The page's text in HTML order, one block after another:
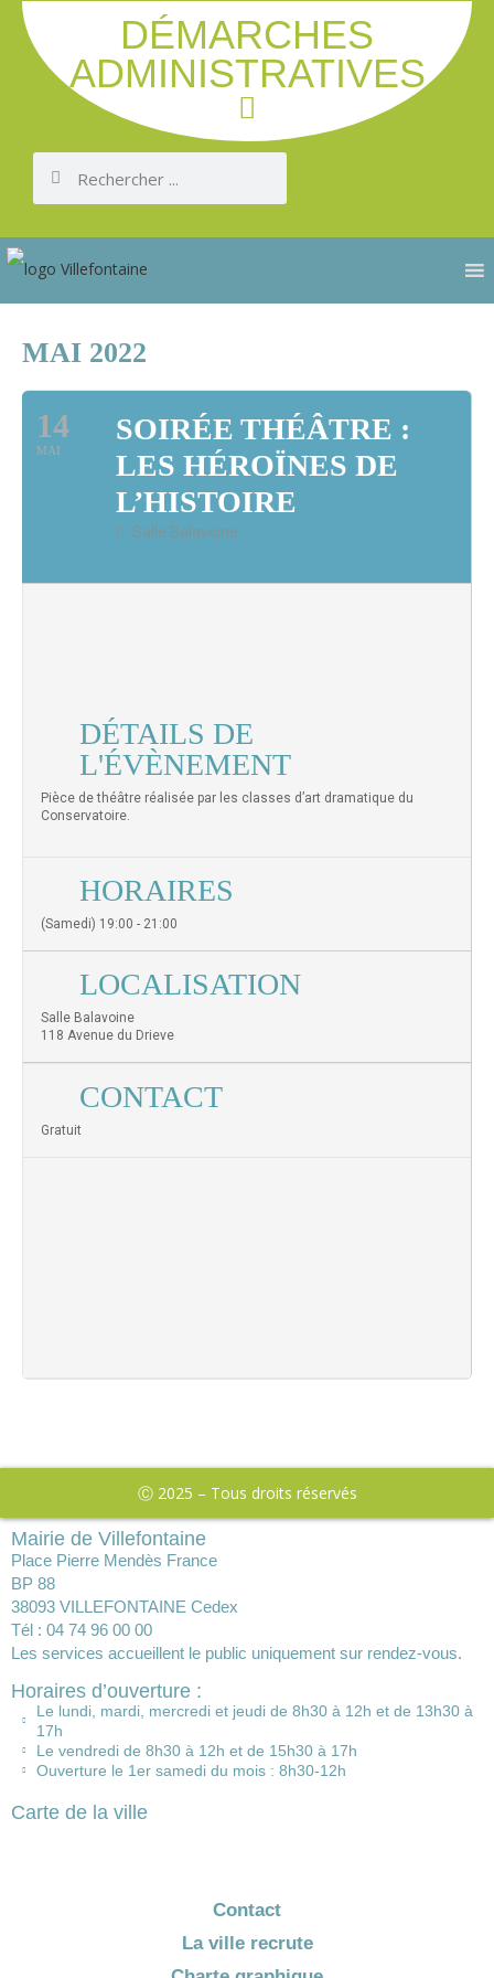
DÉMARCHES
ADMINISTRATIVES
MAI 2022
14
MAI
SOIRÉE THÉÂTRE :
LES HÉROÏNES DE
L’HISTOIRE
Salle Balavoine
DÉTAILS DE
L'ÉVÈNEMENT
Pièce de théâtre réalisée par les classes d’art dramatique du
Conservatoire.
HORAIRES
(Samedi) 19:00 - 21:00
LOCALISATION
Salle Balavoine
118 Avenue du Drieve
CONTACT
Gratuit
Ⓒ 2025 – Tous droits réservés
Mairie de Villefontaine
Place Pierre Mendès France
BP 88
38093 VILLEFONTAINE Cedex
Tél : 04 74 96 00 00
Les services accueillent le public uniquement sur rendez-vous.
Horaires d’ouverture :
Le lundi, mardi, mercredi et jeudi de 8h30 à 12h et de 13h30 à
17h
Le vendredi de 8h30 à 12h et de 15h30 à 17h
Ouverture le 1er samedi du mois : 8h30-12h
Carte de la ville
Contact
La ville recrute